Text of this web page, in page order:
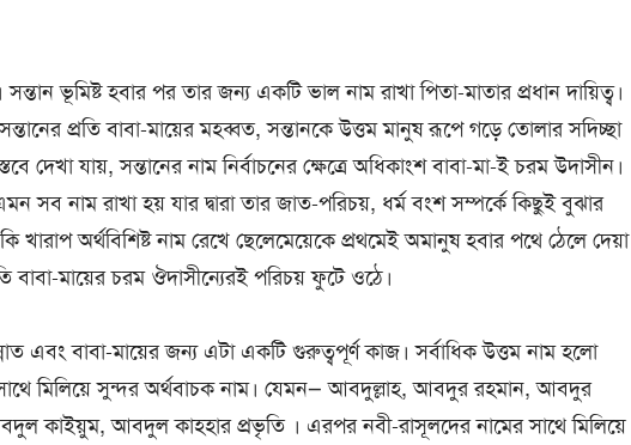
সন্তান ভূমিষ্ট হবার পর তার জন্য একটি ভাল নাম রাখা পিতা-মাতার প্রধান দায়িত্ব।
প্রতি বাবা-মায়ের মহব্বত, সন্তানকে উত্তম মানুষ রূপে গড়ে তোলার সদিচ্ছা
দেখা যায়, সন্তানের নাম নির্বাচনের ক্ষেত্রে অধিকাংশ বাবা-মা-ই চরম উদাসীন।
সব নাম রাখা হয় যার দ্বারা তার জাত-পরিচয়, ধর্ম বংশ সম্পর্কে কিছুই বুঝার
খারাপ অর্থবিশিষ্ট নাম রেখে ছেলেমেয়েকে প্রথমেই অমানুষ হবার পথে ঠেলে দেয়া
বাবা-মায়ের চরম ঔদাসীন্যেরই পরিচয় ফুটে ওঠে।
এবং বাবা-মায়ের জন্য এটা একটি গুরুত্বপূর্ণ কাজ। সর্বাধিক উত্তম নাম হলো
মিলিয়ে সুন্দর অর্থবাচক নাম। যেমন— আবদুল্লাহ, আবদুর রহমান, আবদুর
কাইয়ুম, আবদুল কাহ্হার প্রভৃতি । এরপর নবী-রাসূলদের নামের সাথে মিলিয়ে